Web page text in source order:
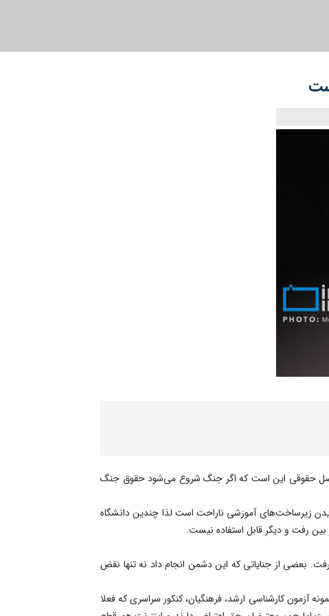
اصل حقوقی این است که اگر جنگ شروع می‌شود حقوق جنگ
زیرساخت‌های آموزشی ناراحت است لذا چندین دانشگاه
بعضی از جنایاتی که این دشمن انجام داد نه تنها نقض
آزمون کارشناسی ارشد، فرهنگیان، کنکور سراسری که فعلا